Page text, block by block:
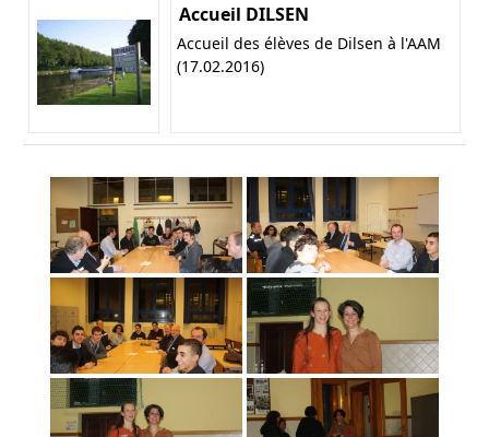
Accueil DILSEN
Accueil des élèves de Dilsen à l'AAM
(17.02.2016)